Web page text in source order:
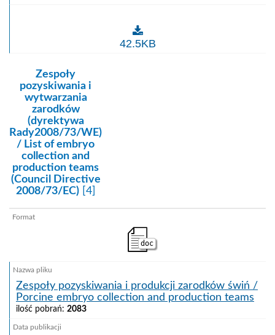
Centra przechowywania nasienia owiec i kóz /
42.5KB
kategoria:
Zespoły
pozyskiwania i
wytwarzania
zarodków
(dyrektywa
Rady2008/73/WE)
/ List of embryo
collection and
production teams
(Council Directive
2008/73/EC)[4]
doc
Zespoły pozyskiwania i produkcji zarodków świń /
Porcine embryo collection and production teams
ilość pobrań: 2083